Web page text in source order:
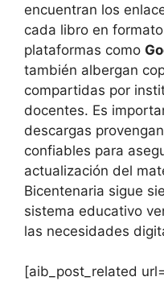
encuentran los
cada libro en
plataformas como
también albergan
compartidas por
docentes. Es
descargas
confiables para
actualización del
Bicentenaria sigue
sistema educativo
las necesidades
[aib_post_related